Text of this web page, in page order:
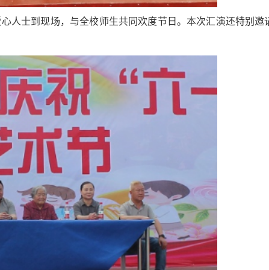
人士到现场，与全校师生共同欢度节日。本次汇演还特别邀